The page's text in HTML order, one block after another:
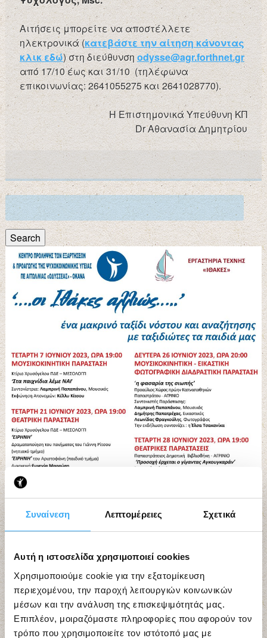
Συναίνεση Λεπτομέρειες Σχετικά
Αυτή η ιστοσελίδα χρησιμοποιεί cookies
Χρησιμοποιούμε cookie για την εξατομίκευση
περιεχομένου, την παροχή λειτουργιών κοινωνικών
μέσων και την ανάλυση της επισκεψιμότητάς μας.
Επιπλέον, μοιραζόμαστε πληροφορίες που αφορούν τον
τρόπο που χρησιμοποιείτε τον ιστότοπό μας με
Αιτήσεις μπορείτε να αποστέλλετε
ηλεκτρονικά (κατεβάστε την αίτηση κάνοντας
κλικ εδώ) στη διεύθυνσηodysse@agr.forthnet.gr
από 17/10 έως και 31/10 (τηλέφωνα
επικοινωνίας: 2641055275 και 2641028770).
Η Επιστημονικά Υπεύθυνη ΚΠ
Dr Aθανασία Δημητρίου
Search
for:
Search
Εργαστήρια Τέχνης “ΙΘΑΚΕΣ”